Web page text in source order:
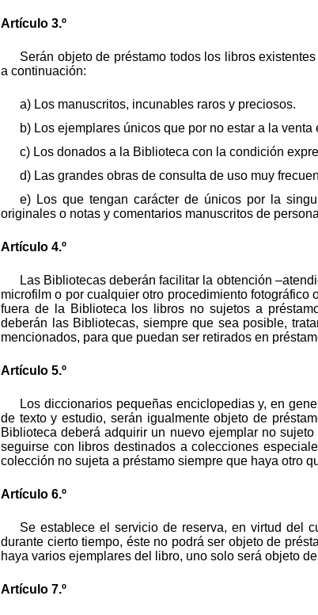
Artículo 3.º
Serán objeto de préstamo todos los libros
a continuación:
a) Los manuscritos, incunables raros y preciosos.
b) Los ejemplares únicos que por no estar a la
c) Los donados a la Biblioteca con la condición
d) Las grandes obras de consulta de uso muy
e) Los que tengan carácter de únicos por la
originales o notas y comentarios manuscritos de
Artículo 4.º
Las Bibliotecas deberán facilitar la obtención
microfilm o por cualquier otro procedimiento
fuera de la Biblioteca los libros no sujetos a
deberán las Bibliotecas, siempre que sea posible,
mencionados, para que puedan ser retirados en
Artículo 5.º
Los diccionarios pequeñas enciclopedias y, en
de texto y estudio, serán igualmente objeto de
Biblioteca deberá adquirir un nuevo ejemplar no
seguirse con libros destinados a colecciones
colección no sujeta a préstamo siempre que haya otro
Artículo 6.º
Se establece el servicio de reserva, en virtud del
durante cierto tiempo, éste no podrá ser objeto de
haya varios ejemplares del libro, uno solo será objeto
Artículo 7.º